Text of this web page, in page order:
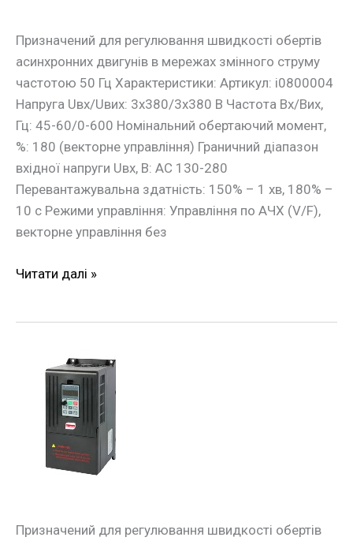
Призначений для регулювання швидкості обертів
асинхронних двигунів в мережах змінного струму
частотою 50 Гц Характеристики: Артикул: i0800004
Напруга Uвх/Uвих: 3х380/3х380 В Частота Вх/Вих,
Гц: 45-60/0-600 Номінальний обертаючий момент,
%: 180 (векторне управління) Граничний діапазон
вхідної напруги Uвх, В: АС 130-280
Перевантажувальна здатність: 150% – 1 хв, 180% –
10 с Режими управління: Управління по АЧХ (V/F),
векторне управління без
Читати далі »
Призначений для регулювання швидкості обертів
Частотний
перетворювач
drive.5R5
5,5кВт
3ф/380В